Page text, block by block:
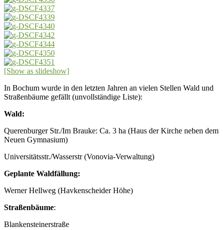
[Show as slideshow]
In Bochum wurde in den letzten Jahren an vielen Stellen Wald und
Straßenbäume gefällt (unvollständige Liste):
Wald:
Querenburger Str./Im Brauke: Ca. 3 ha (Haus der Kirche neben dem
Neuen Gymnasium)
Universitätsstr./Wasserstr (Vonovia-Verwaltung)
Geplante Waldfällung:
Werner Hellweg (Havkenscheider Höhe)
Straßenbäume:
Blankensteinerstraße